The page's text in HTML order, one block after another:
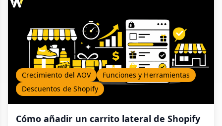
Crecimiento del AOV
Funciones y Herramientas
Descuentos de Shopify
Cómo añadir un carrito lateral de Shopify